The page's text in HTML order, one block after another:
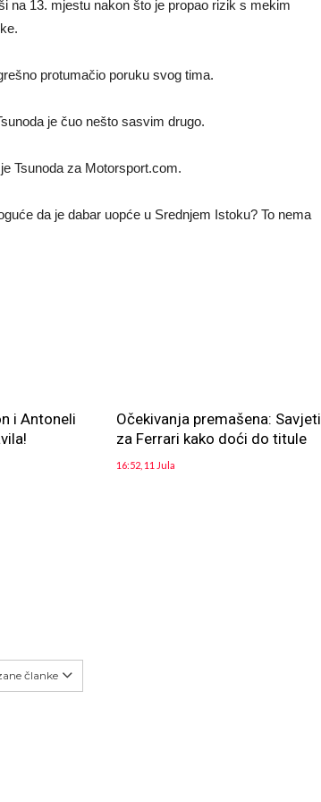
na 13. mjestu nakon što je propao rizik s mekim
protumačio poruku svog tima.
je čuo nešto sasvim drugo.
Tsunoda za Motorsport.com.
da je dabar uopće u Srednjem Istoku? To nema
i Antoneli
Očekivanja premašena: Savjeti
za Ferrari kako doći do titule
16:52, 11 Jula
članke